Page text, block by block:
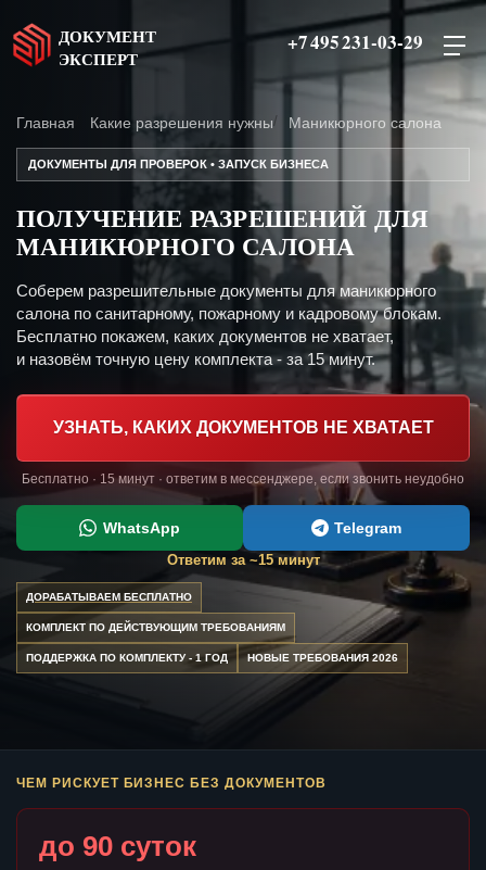
ДОКУМЕНТ
ЭКСПЕРТ
+7 495 231-03-29
Главная Какие разрешения нужны Маникюрного салона
ДОКУМЕНТЫ ДЛЯ ПРОВЕРОК • ЗАПУСК БИЗНЕСА
ПОЛУЧЕНИЕ РАЗРЕШЕНИЙ ДЛЯ
МАНИКЮРНОГО САЛОНА
Соберем разрешительные документы для маникюрного
салона по санитарному, пожарному и кадровому блокам.
Бесплатно покажем, каких документов не хватает,
и назовём точную цену комплекта - за 15 минут.
УЗНАТЬ, КАКИХ ДОКУМЕНТОВ НЕ ХВАТАЕТ
Бесплатно · 15 минут · ответим в мессенджере, если звонить неудобно
WhatsApp Telegram
Ответим за ~15 минут
ДОРАБАТЫВАЕМ БЕСПЛАТНО
КОМПЛЕКТ ПО ДЕЙСТВУЮЩИМ ТРЕБОВАНИЯМ
ПОДДЕРЖКА ПО КОМПЛЕКТУ - 1 ГОД НОВЫЕ ТРЕБОВАНИЯ 2026
ЧЕМ РИСКУЕТ БИЗНЕС БЕЗ ДОКУМЕНТОВ
до 90 суток